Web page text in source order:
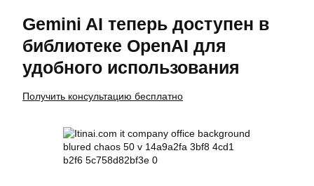
Gemini AI теперь доступен в
библиотеке OpenAI для
удобного использования
Получить консультацию бесплатно